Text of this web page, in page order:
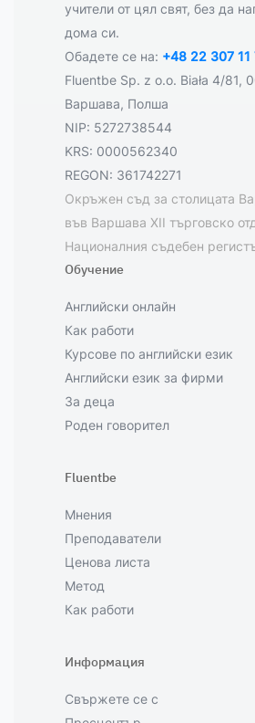
учители от цял свят, без да
дома си.
Обадете се на: +48 22 307 11
Fluentbe Sp. z o.o. Biała 4/81,
Варшава, Полша
NIP: 5272738544
KRS: 0000562340
REGON: 361742271
Окръжен съд за столицата
във Варшава XII търговско
Националния съдебен
Обучение
Английски онлайн
Как работи
Курсове по английски език
Английски език за фирми
За деца
Роден говорител
Fluentbe
Мнения
Преподаватели
Ценова листа
Метод
Как работи
Информация
Свържете се с